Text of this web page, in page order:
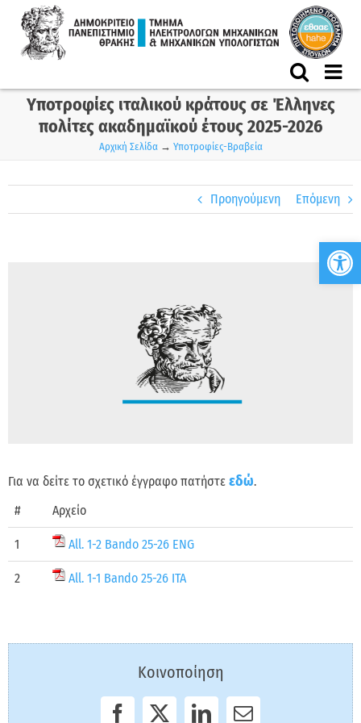
content
Υποτροφίες ιταλικού κράτους σε Έλληνες
πολίτες ακαδημαϊκού έτους 2025-2026
Αρχική Σελίδα→ Υποτροφίες-Βραβεία
Προηγούμενη Επόμενη
Για να δείτε το σχετικό έγγραφο πατήστε εδώ.
#
Αρχείο
1 All. 1-2 Bando 25-26 ENG
2 All. 1-1 Bando 25-26 ITA
Κοινοποίηση